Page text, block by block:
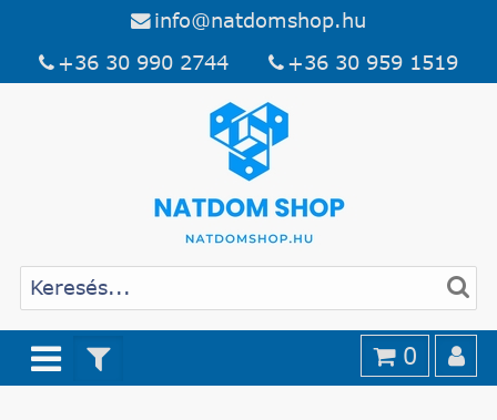
info@natdomshop.hu
+36 30 990 2744
+36 30 959 1519
0